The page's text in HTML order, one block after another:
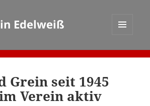
Edelweiß
WIDGETS
Grein seit 1945
Verein aktiv